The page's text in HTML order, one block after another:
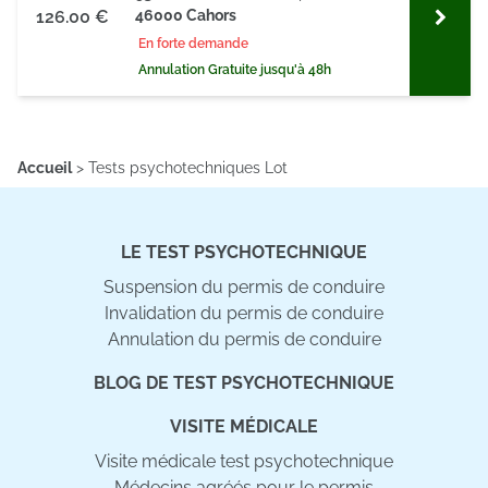
126.00 €
46000 Cahors
En forte demande
Annulation Gratuite jusqu'à 48h
Accueil> Tests psychotechniques Lot
LE TEST PSYCHOTECHNIQUE
Suspension du permis de conduire
Invalidation du permis de conduire
Annulation du permis de conduire
BLOG DE TEST PSYCHOTECHNIQUE
VISITE MÉDICALE
Visite médicale test psychotechnique